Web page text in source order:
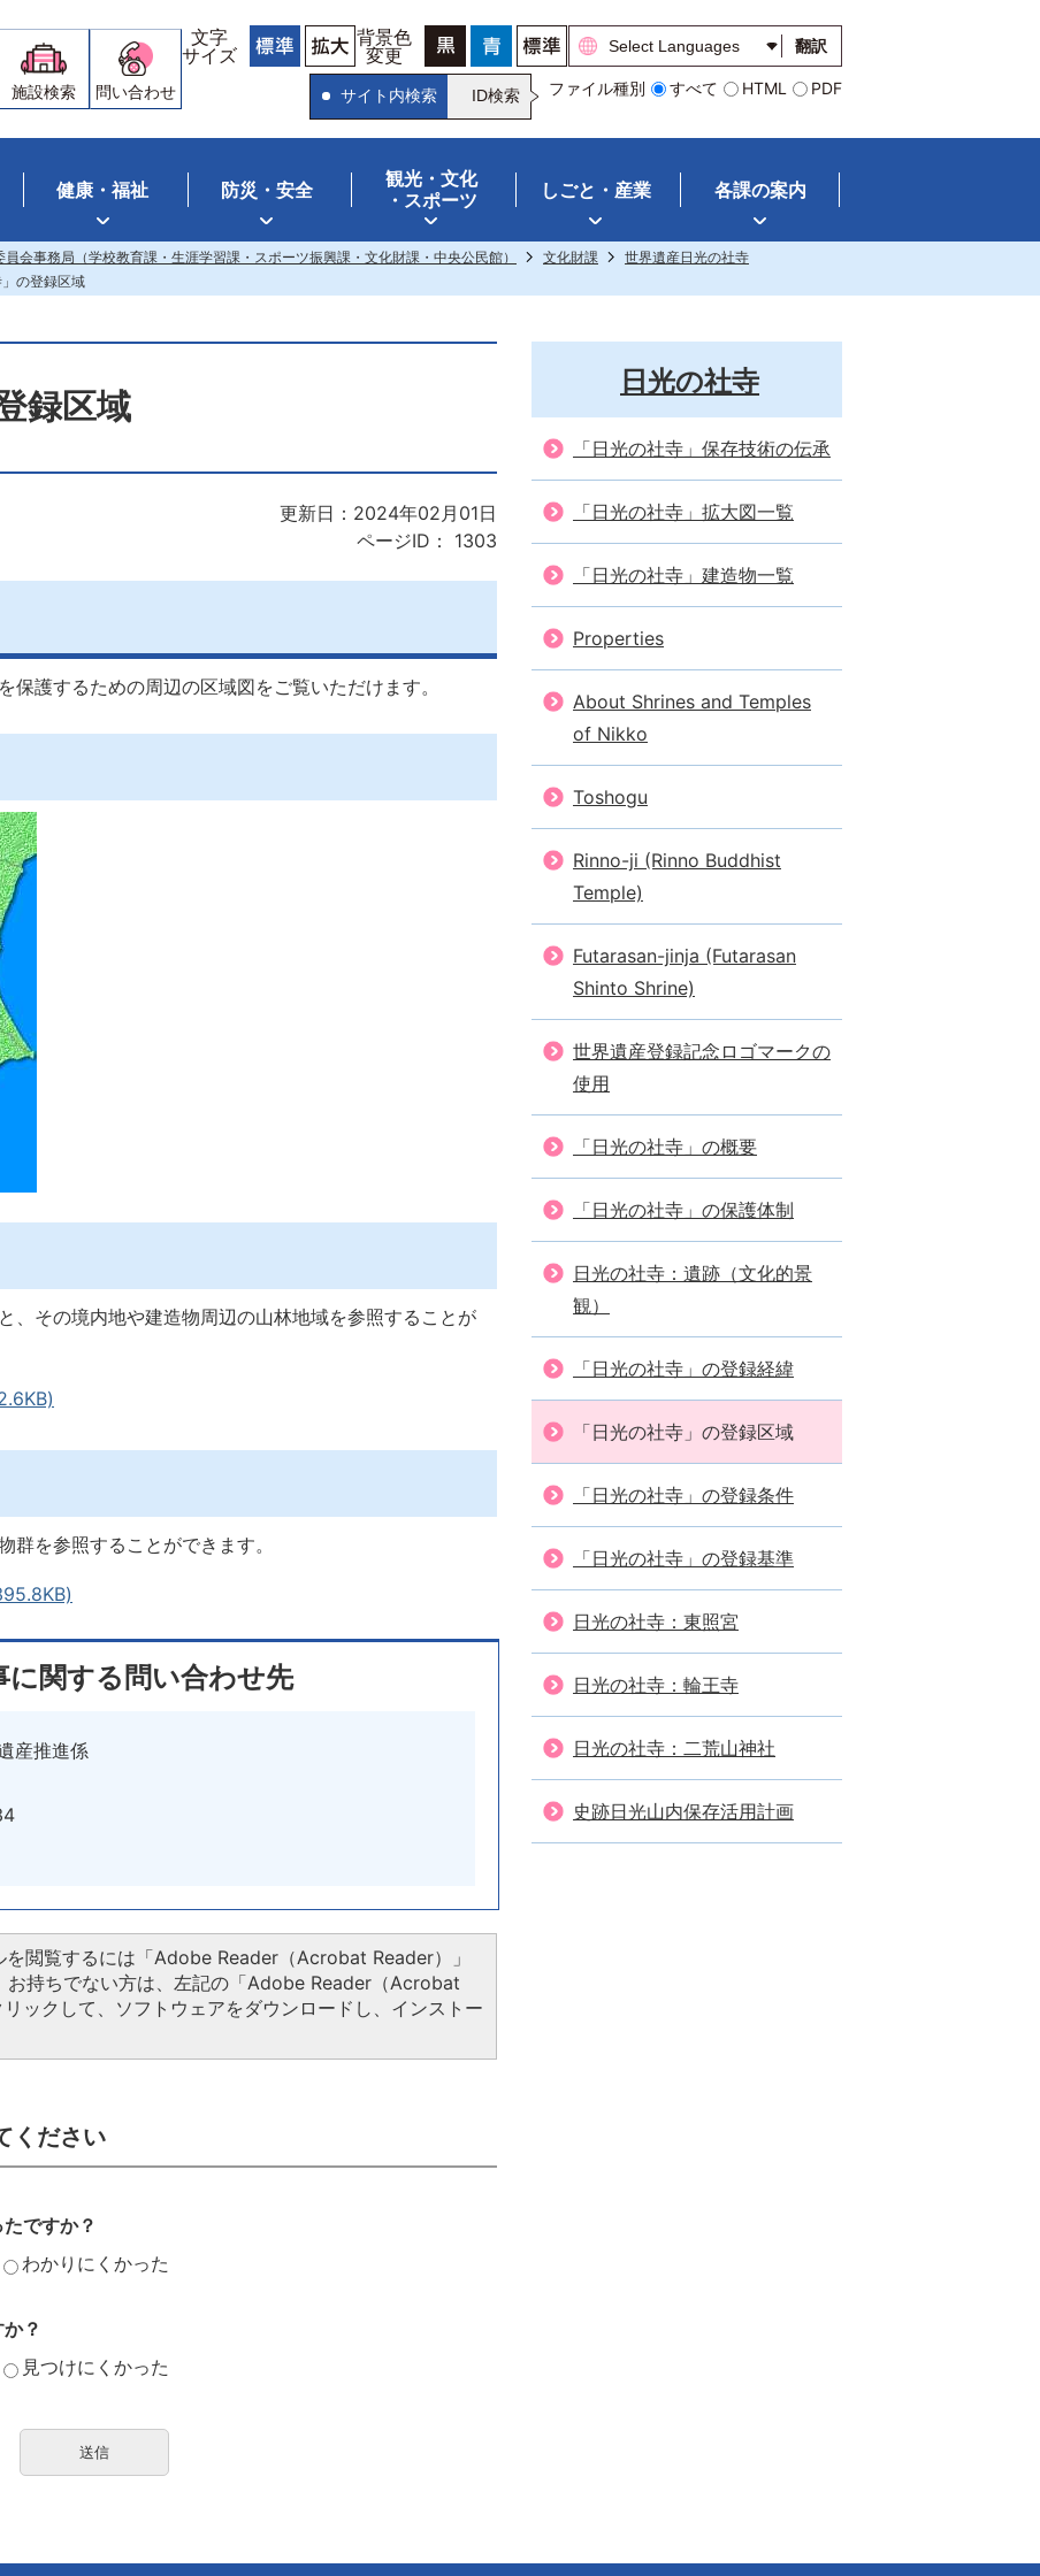
施設検索 問い合わせ
文字
サイズ
背景色
変更
翻訳
サイト内検索 ID検索 ファイル種別 すべて HTML PDF
健康・福祉 防災・安全
観光・文化
・スポーツ
しごと・産業 各課の案内
員会事務局（学校教育課・生涯学習課・スポーツ振興課・文化財課・中央公民館） 文化財課
世界遺産日光の社寺
」の登録区域
録区域
更新日：2024年02月01日
ページID：
1303
保護するための周辺の区域図をご覧いただけます。
、その境内地や建造物周辺の山林地域を参照することが
群を参照することができます。
に関する問い合わせ先
産推進係
を閲覧するには「Adobe Reader（Acrobat Reader）」
お持ちでない方は、左記の「Adobe Reader（Acrobat
ックして、ソフトウェアをダウンロードし、インストー
ください
ですか？
わかりにくかった
？
見つけにくかった
日光の社寺
「日光の社寺」保存技術の伝承
「日光の社寺」拡大図一覧
「日光の社寺」建造物一覧
Properties
About Shrines and Temples
of Nikko
Toshogu
Rinno-ji (Rinno Buddhist
Temple)
Futarasan-jinja (Futarasan
Shinto Shrine)
世界遺産登録記念ロゴマークの
使用
「日光の社寺」の概要
「日光の社寺」の保護体制
日光の社寺：遺跡（文化的景
観）
「日光の社寺」の登録経緯
「日光の社寺」の登録区域
「日光の社寺」の登録条件
「日光の社寺」の登録基準
日光の社寺：東照宮
日光の社寺：輪王寺
日光の社寺：二荒山神社
史跡日光山内保存活用計画